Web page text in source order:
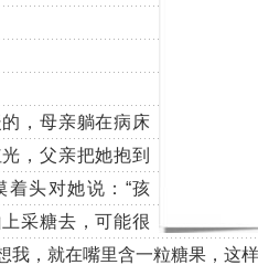
，母亲躺在病床
，父亲把她抱到
着头对她说：“孩
采糖去，可能很
我，就在嘴里含一粒糖果，这